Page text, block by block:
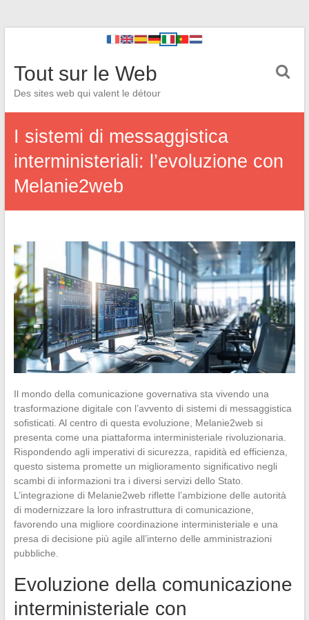
Tout sur le Web
Des sites web qui valent le détour
I sistemi di messaggistica
interministeriali: l’evoluzione con
Melanie2web
Il mondo della comunicazione governativa sta vivendo una
trasformazione digitale con l’avvento di sistemi di messaggistica
sofisticati. Al centro di questa evoluzione, Melanie2web si
presenta come una piattaforma interministeriale rivoluzionaria.
Rispondendo agli imperativi di sicurezza, rapidità ed efficienza,
questo sistema promette un miglioramento significativo negli
scambi di informazioni tra i diversi servizi dello Stato.
L’integrazione di Melanie2web riflette l’ambizione delle autorità
di modernizzare la loro infrastruttura di comunicazione,
favorendo una migliore coordinazione interministeriale e una
presa di decisione più agile all’interno delle amministrazioni
pubbliche.
Evoluzione della comunicazione
interministeriale con